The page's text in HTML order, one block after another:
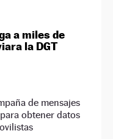
a miles de
la DGT
de mensajes
obtener datos